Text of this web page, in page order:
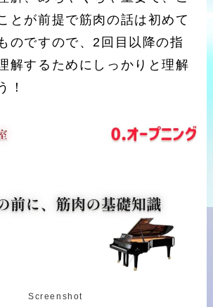
とが前提で筋肉の話は初めて
のですので、2回目以降の指
解するためにしっかりと理解
！
Screenshot